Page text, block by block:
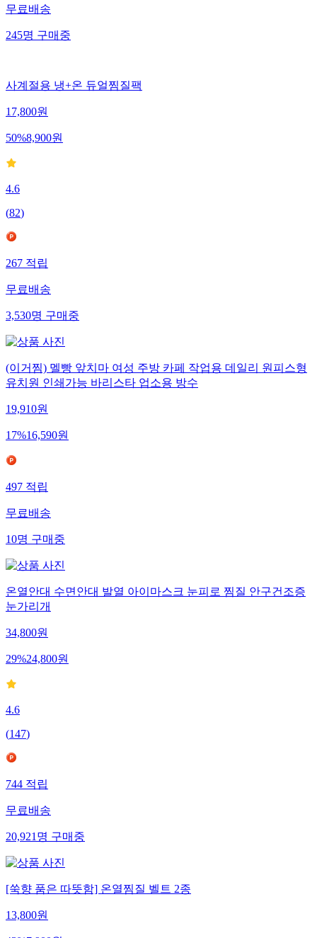
무료배송
245명구매중
사계절용 냉+온 듀얼찜질팩
17,800원
50%8,900원
4.6
(82)
267적립
무료배송
3,530명구매중
(이거찜) 멜빵 앞치마 여성 주방 카페 작업용 데일리 원피스형
유치원 인쇄가능 바리스타 업소용 방수
19,910원
17%16,590원
497적립
무료배송
10명구매중
온열안대 수면안대 발열 아이마스크 눈피로 찜질 안구건조증
눈가리개
34,800원
29%24,800원
4.6
(147)
744적립
무료배송
20,921명구매중
[쑥향 품은 따뜻함] 온열찜질 벨트 2종
13,800원